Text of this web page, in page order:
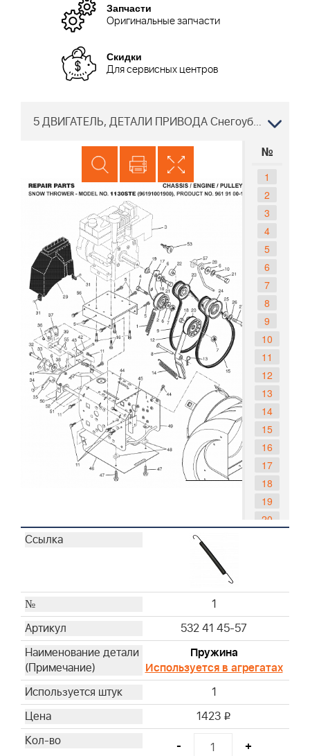
Запчасти
Оригинальные запчасти
Скидки
Для сервисных центров
5 ДВИГАТЕЛЬ, ДЕТАЛИ ПРИВОДА Снегоуборщик Хускварна 1130 STE 96191001900, 961910019, 2007-07
№
1
2
3
4
5
6
7
8
9
10
11
12
13
14
15
16
17
18
19
20
24
27
28
29
1
532 41 45-57
Пружина
Используется в агрегатах
1
1423 i
- +